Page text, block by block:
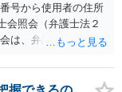
号から使用者の住所
会照会（弁護士法２
は、弁護士が事件を
が当該質問が適正か
か、などを吟味した